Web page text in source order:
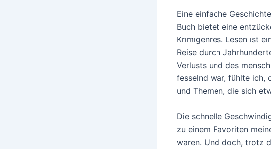
Eine einfache
Buch bietet eine
Krimigenres. Lesen ist
Reise durch
Verlusts und des
fesselnd war, fühlte ich,
und Themen, die sich
Die schnelle
zu einem Favoriten
waren. Und doch, trotz